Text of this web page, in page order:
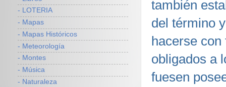
también
del término
hacerse
obligados a
fuesen
- LOTERIA
- Mapas
- Mapas Históricos
- Meteorología
- Montes
- Música
- Naturaleza